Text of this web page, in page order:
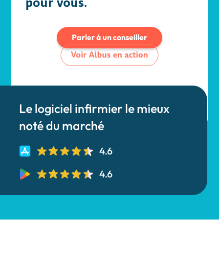
Parler à un conseiller
Le logiciel infirmier le mieux
noté du marché
4.6
4.6